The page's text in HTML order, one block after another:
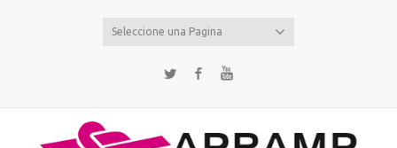
Seleccione una Pagina
Twitter Facebook